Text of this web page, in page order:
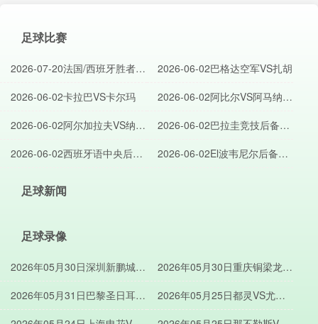
足球比赛
2026-07-20法国/西班牙胜者
2026-06-02巴格达空军VS扎胡
2026-06-02卡拉巴VS卡尔玛
2026-06-02阿比尔VS阿马纳特
2026-06-02阿尔加拉夫VS纳夫
2026-06-02巴拉圭竞技后备队
2026-06-02西班牙语中央后备
2026-06-02El波韦尼尔后备队
足球新闻
足球录像
2026年05月30日深圳新鹏城
VS青岛海牛全场比赛录像回放
2026年05月30日重庆铜梁龙
VS北京国安全场比赛录像回放
2026年05月31日巴黎圣日耳曼
VS阿森纳全场比赛录像回放
2026年05月25日都灵VS尤文
全场比赛录像回放